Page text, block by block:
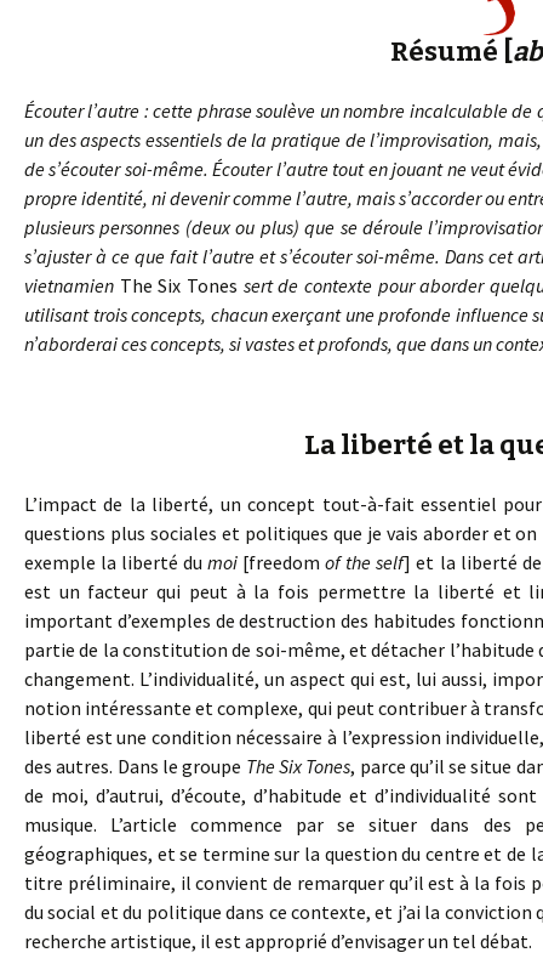
Résumé [
Écouter l’autre : cette phrase soulève un nombre incalculable
un des aspects essentiels de la pratique de l’improvisation,
de s’écouter soi-même. Écouter l’autre tout en jouant ne veut
propre identité, ni devenir comme l’autre, mais s’accorder ou
plusieurs personnes (deux ou plus) que se déroule
s’ajuster à ce que fait l’autre et s’écouter soi-même. Dans cet
vietnamien The Six Tones sert de contexte pour aborder
utilisant trois concepts, chacun exerçant une profonde
n’aborderai ces concepts, si vastes et profonds, que dans un
La liberté et la
L’impact de la liberté, un concept tout-à-fait essentiel
questions plus sociales et politiques que je vais aborder et
exemple la liberté dumoi [freedomof the self] et la liberté
est un facteur qui peut à la fois permettre la liberté et
important d’exemples de destruction des habitudes
partie de la constitution de soi-même, et détacher
changement. L’individualité, un aspect qui est, lui aussi,
notion intéressante et complexe, qui peut contribuer à
liberté est une condition nécessaire à l’expression
des autres. Dans le groupe The Six Tones, parce qu’il se situe
de moi, d’autrui, d’écoute, d’habitude et d’individualité
musique. L’article commence par se situer dans des
géographiques, et se termine sur la question du centre et de
titre préliminaire, il convient de remarquer qu’il est à la fois
du social et du politique dans ce contexte, et j’ai la conviction
recherche artistique, il est approprié d’envisager un tel débat.